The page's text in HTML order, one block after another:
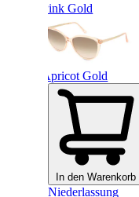
Pink Gold
Apricot Gold
In den Warenkorb
Niederlassung